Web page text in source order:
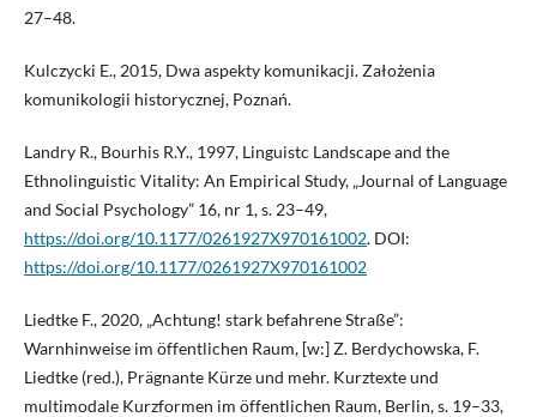
27–48.
Kulczycki E., 2015, Dwa aspekty komunikacji. Założenia
komunikologii historycznej, Poznań.
Landry R., Bourhis R.Y., 1997, Linguistc Landscape and the
Ethnolinguistic Vitality: An Empirical Study, „Journal of Language
and Social Psychology” 16, nr 1, s. 23–49,
https://doi.org/10.1177/0261927X970161002. DOI:
https://doi.org/10.1177/0261927X970161002
Liedtke F., 2020, „Achtung! stark befahrene Straße”:
Warnhinweise im öffentlichen Raum, [w:] Z. Berdychowska, F.
Liedtke (red.), Prägnante Kürze und mehr. Kurztexte und
multimodale Kurzformen im öffentlichen Raum, Berlin, s. 19–33,